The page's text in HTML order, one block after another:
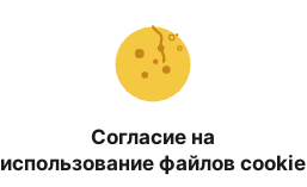
Согласие на
использование файлов cookie